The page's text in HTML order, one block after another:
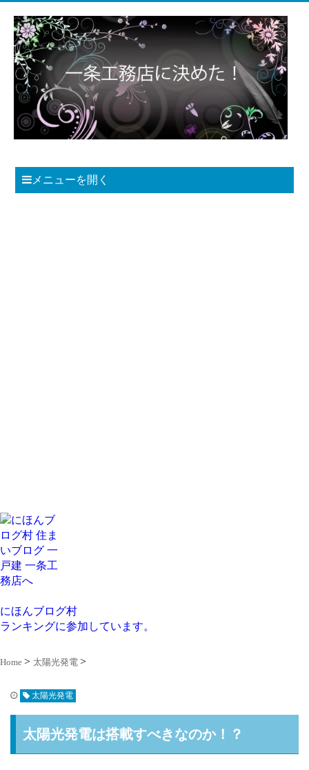
メニューを開く
にほんブログ村
ランキングに参加しています。
Home 太陽光発電
太陽光発電
太陽光発電は搭載すべきなのか！？